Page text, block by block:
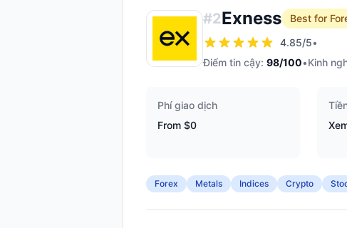
#2Exness
Best for
4.85/5•
Điểm tin cậy: 98/100•Kinh
Phí giao dịch
From $0
Forex Metals Indices Crypto